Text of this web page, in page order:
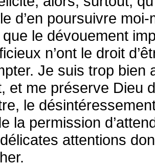
d’en poursuivre
que le dévouement
n’ont le droit
Je suis trop bien
et me préserve Dieu
le
la permission
attentions